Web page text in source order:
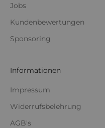
Jobs
Kundenbewertungen
Sponsoring
Informationen
Impressum
Widerrufsbelehrung
AGB's